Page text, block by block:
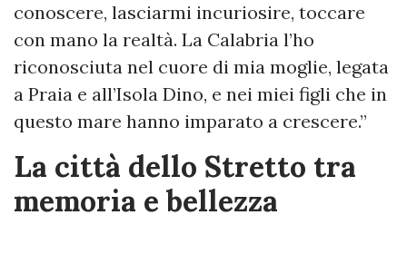
conoscere, lasciarmi incuriosire, toccare
con mano la realtà. La Calabria l’ho
riconosciuta nel cuore di mia moglie, legata
a Praia e all’Isola Dino, e nei miei figli che in
questo mare hanno imparato a crescere.”
La città dello Stretto tra
memoria e bellezza